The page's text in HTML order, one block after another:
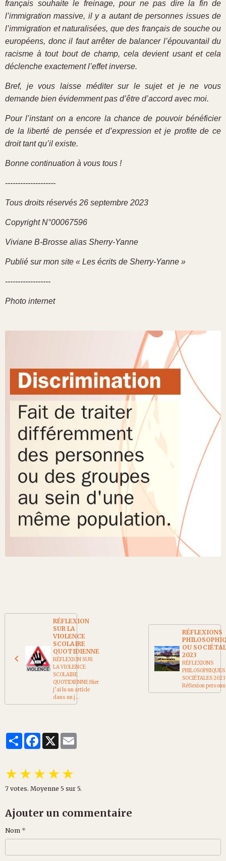
français souhaite le freinage, pour ne pas dire la fin de
l’immigration massive, il y a autant de personnes issues de
l’immigration et naturalisées, que des français de souche ou
européens, donc il faut arrêter de balancer l’épouvantail du
racisme à tout bout de champ, cela devient usant et cela
déclenche exactement l’effet inverse.
Bref, je vous laisse méditer sur le sujet et je ne vous
demande bien évidemment pas d’être d’accord avec moi.
Pour l’instant on a encore la chance de pouvoir bénéficier
de la liberté de pensée et d’expression et je profite de ce
droit tant qu’il existe.
Bonne continuation à vous tous !
--------------------
Tous droits réservés 26 septembre 2023
Copyright N°00067596
Viviane B-Brosse alias Sherry-Yanne
Publié sur mon site « Les écrits de Sherry-Yanne »
------------------
Photo internet
RÉFLEXION
SUR LA
VIOLENCE
SCOLAIRE
QUOTIDIENNE
RÉFLEXION SUR
LA VIOLENCE
SCOLAIRE
QUOTIDIENNE Hier
j’ai lu un article
dans un j...
RÉFLEXIONS
OU
2023
RÉFLEXIONS
PHILOSOPHIQUES
SOCIÉTALES
Réflexion
PartagerFacebook
X
★★★★★
7 votes. Moyenne 5 sur 5.
Ajouter un commentaire
Nom